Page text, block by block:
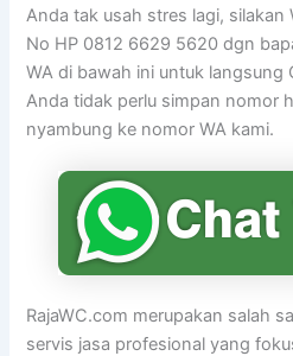
Anda tak usah stres lagi, silakan
No HP 0812 6629 5620 dgn
WA di bawah ini untuk langsung
Anda tidak perlu simpan nomor
nyambung ke nomor WA kami.
RajaWC.com merupakan salah
servis jasa profesional yang